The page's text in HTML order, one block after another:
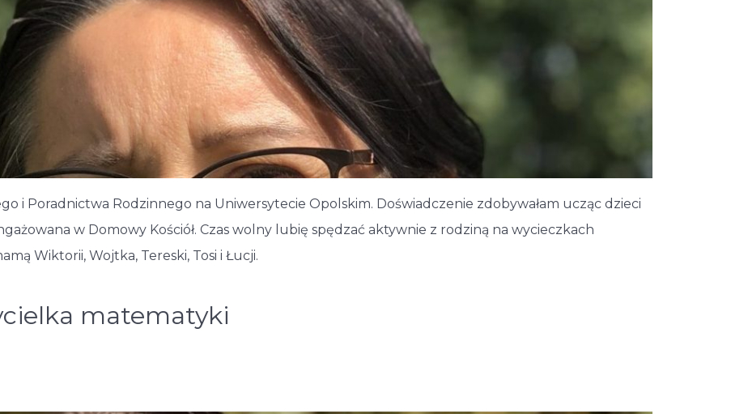
i Poradnictwa Rodzinnego na Uniwersytecie Opolskim. Doświadczenie zdobywałam ucząc dzieci
w Domowy Kościół. Czas wolny lubię spędzać aktywnie z rodziną na wycieczkach
Wiktorii, Wojtka, Tereski, Tosi i Łucji.
matematyki